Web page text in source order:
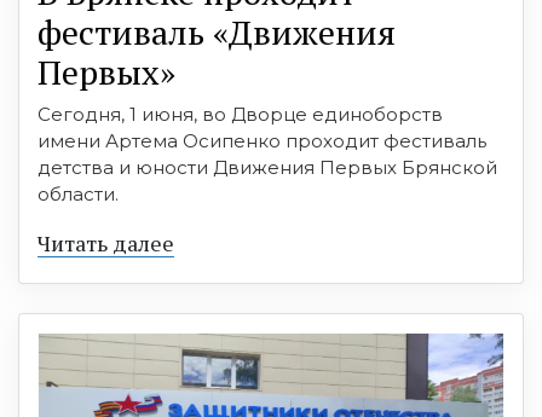
фестиваль «Движения
Первых»
Сегодня, 1 июня, во Дворце единоборств
имени Артема Осипенко проходит фестиваль
детства и юности Движения Первых Брянской
области.
Читать далее